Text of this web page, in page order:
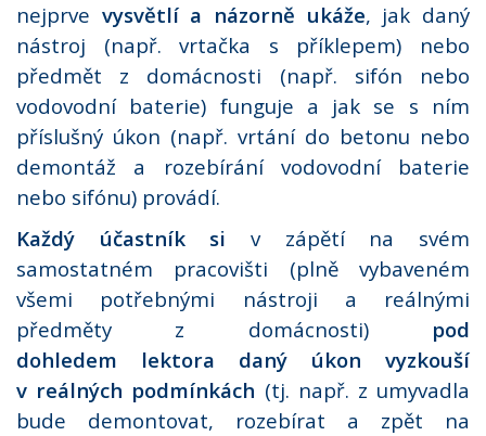
nejprve vysvětlí a názorně ukáže, jak daný
nástroj (např. vrtačka s příklepem) nebo
předmět z domácnosti (např. sifón nebo
vodovodní baterie) funguje a jak se s ním
příslušný úkon (např. vrtání do betonu nebo
demontáž a rozebírání vodovodní baterie
nebo sifónu) provádí.
Každý účastník si v zápětí na svém
samostatném pracovišti (plně vybaveném
všemi potřebnými nástroji a reálnými
předměty z domácnosti) pod
dohledem lektora daný úkon vyzkouší
v reálných podmínkách (tj. např. z umyvadla
bude demontovat, rozebírat a zpět na